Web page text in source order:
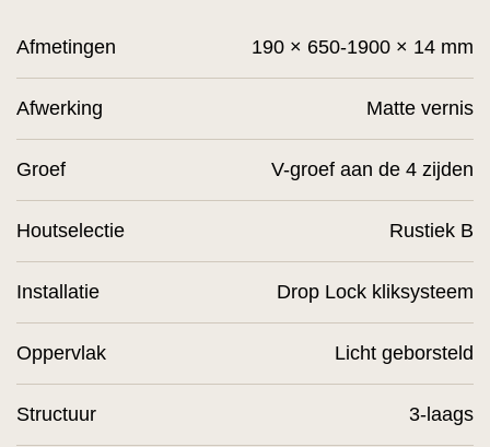
Afmetingen 190 × 650-1900 × 14 mm
Afwerking Matte vernis
Groef V-groef aan de 4 zijden
Houtselectie Rustiek B
Installatie Drop Lock kliksysteem
Oppervlak Licht geborsteld
Structuur 3-laags